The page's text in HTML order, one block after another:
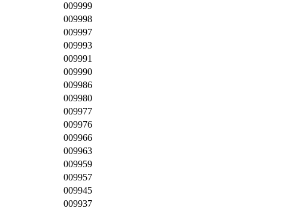
009999
009998
009997
009993
009991
009990
009986
009980
009977
009976
009966
009963
009959
009957
009945
009937